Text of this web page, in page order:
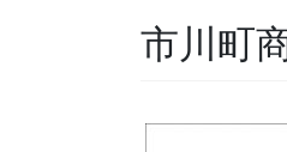
市川町